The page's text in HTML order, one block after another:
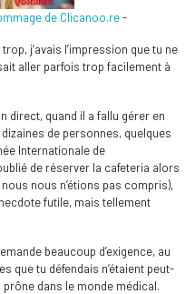
de Clicanoo.re-
j’avais l’impression que tu ne
aller parfois trop facilement à
direct, quand il a fallu gérer en
de personnes, quelques
Internationale de
de réserver la cafeteria alors
nous nous n’étions pas compris),
futile, mais tellement
beaucoup d’exigence, au
que tu défendais n’étaient peut-
prône dans le monde médical.